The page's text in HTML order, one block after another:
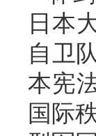
日本
自卫
本宪
国际